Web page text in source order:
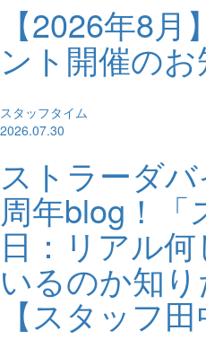
【2026年8
ント開催の
スタッフタイム
2026.07.30
ストラーダ
周年blog！
日：リアル
いるのか知り
【スタッフ田